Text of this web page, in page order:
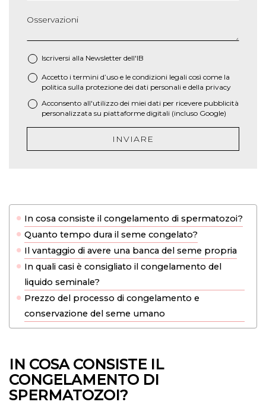
Osservazioni
Iscriversi alla Newsletter dell'IB
* Accetto i termini d’uso e le condizioni legali così come la
politica sulla protezione dei dati personali e della privacy
Acconsento all'utilizzo dei miei dati per ricevere pubblicità
personalizzata su piattaforme digitali (incluso Google)
INVIARE
In cosa consiste il congelamento di spermatozoi?
Quanto tempo dura il seme congelato?
Il vantaggio di avere una banca del seme propria
In quali casi è consigliato il congelamento del
liquido seminale?
Prezzo del processo di congelamento e
conservazione del seme umano
IN COSA CONSISTE IL
CONGELAMENTO DI
SPERMATOZOI?